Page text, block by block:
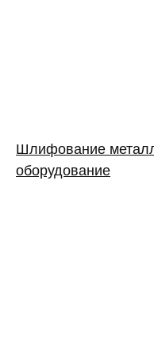
Шлифование
оборудование